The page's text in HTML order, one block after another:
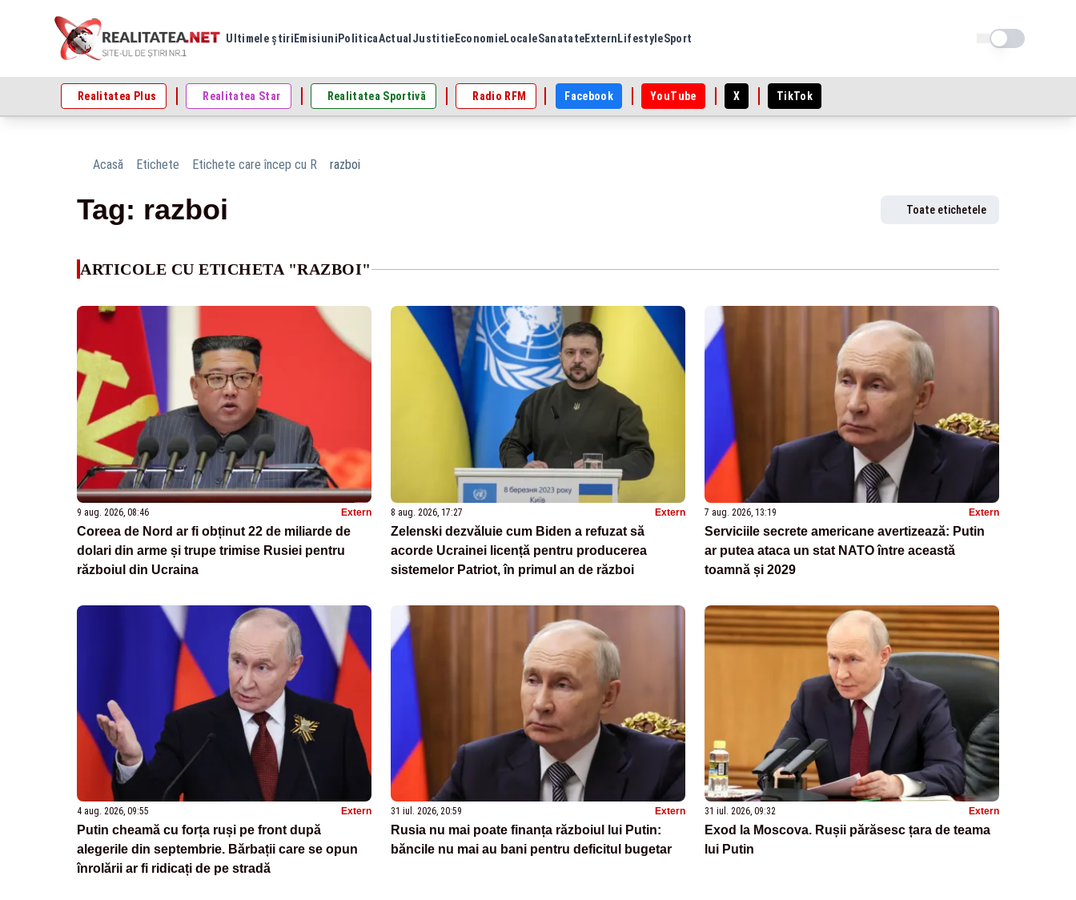
Ultimele știri Emisiuni PoliticaActual Justitie EconomieLocaleSanatateExtern LifestyleSport Schimba tema
Realitatea Plus Realitatea Star Realitatea Sportivă Radio RFM Facebook YouTube X TikTok
Acasă Etichete Etichete care încep cu R razboi
Tag: razboi Toate etichetele
ARTICOLE CU ETICHETA "RAZBOI"
9 aug. 2026, 08:46 Extern
Coreea de Nord ar fi obținut 22 de miliarde de
dolari din arme și trupe trimise Rusiei pentru
războiul din Ucraina
8 aug. 2026, 17:27 Extern
Zelenski dezvăluie cum Biden a refuzat să
acorde Ucrainei licență pentru producerea
sistemelor Patriot, în primul an de război
7 aug. 2026, 13:19 Extern
Serviciile secrete americane avertizează: Putin
ar putea ataca un stat NATO între această
toamnă și 2029
4 aug. 2026, 09:55 Extern
Putin cheamă cu forța ruși pe front după
alegerile din septembrie. Bărbații care se opun
înrolării ar fi ridicați de pe stradă
31 iul. 2026, 20:59 Extern
Rusia nu mai poate finanța războiul lui Putin:
băncile nu mai au bani pentru deficitul bugetar
31 iul. 2026, 09:32 Extern
Exod la Moscova. Rușii părăsesc țara de teama
lui Putin